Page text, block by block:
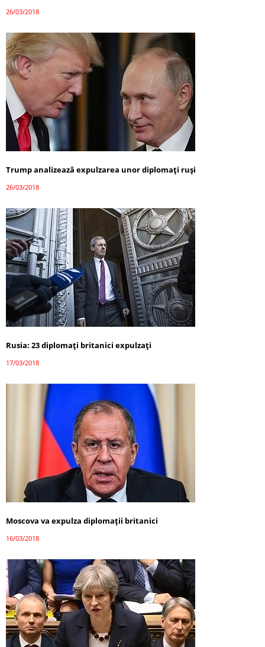
26/03/2018
Trump analizează expulzarea unor diplomați ruși
26/03/2018
Rusia: 23 diplomați britanici expulzați
17/03/2018
Moscova va expulza diplomații britanici
16/03/2018